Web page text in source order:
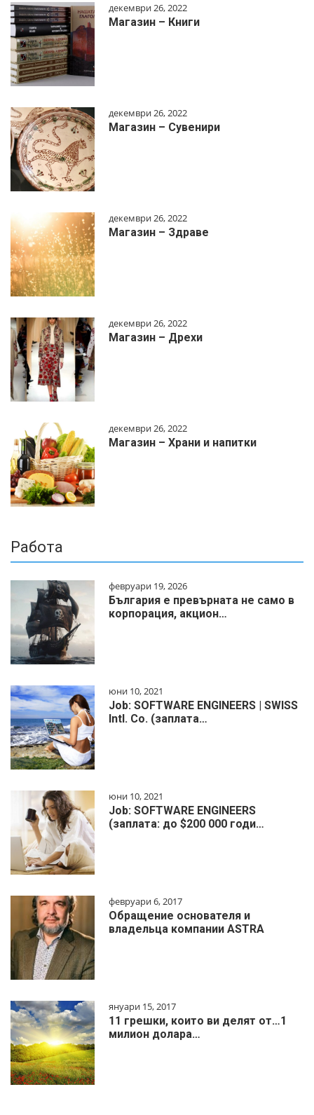
декември 26, 2022
Магазин – Книги
декември 26, 2022
Магазин – Сувенири
декември 26, 2022
Магазин – Здраве
декември 26, 2022
Магазин – Дрехи
декември 26, 2022
Магазин – Храни и напитки
Работа
февруари 19, 2026
България е превърната не само в
корпорация, акцион…
юни 10, 2021
Job: SOFTWARE ENGINEERS | SWISS
Intl. Co. (заплата…
юни 10, 2021
Job: SOFTWARE ENGINEERS
(заплата: до $200 000 годи…
февруари 6, 2017
Обращение основателя и
владельца компании ASTRA
януари 15, 2017
11 грешки, които ви делят от…1
милиoн дoлapa…